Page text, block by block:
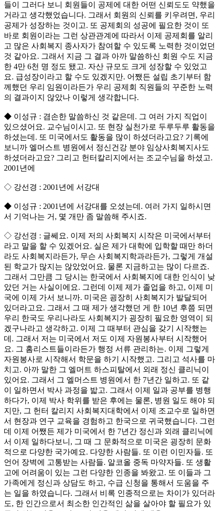
들이 그러다 보니 회원들이 공제에 대한 어떤 신뢰도도 약했을
거라고 생각했었습니다. 그래서 회원의 신뢰를 키우려면, 우리
공제가 성장하는 것이고. 또 공제회의 성공에 필요한 것이 또
바로 회원이라는 그런 상관관계에 따라서 이제 공제회를 알리
고 많은 사회복지 종사자가 참여할 수 있도록 노력한 것이었던
것 같아요. 그래서 지금 그 결과 아까 말씀하신 회원 수도 지금
한 4만 6천 명 정도 됐고. 자산 규모도 크게 성장할 수 있었고
요. 급성장이라고 할 수도 있겠지만. 어쨌든 설립 초기부터 함
께했던 우리 임원이라든가 우리 공제회 직원들의 꾸준한 노력
의 결과이지 않았나 이렇게 생각합니다.
◆ 이성규 : 겸손한 말씀하신 것 같은데. 그 여러 가지 직업이
있으셨어요. 교수님이시고. 또 현장 실천가로 두루두루 활동을
하셨는데. 또 미국에서도 활동을 많이 하셨더라고요? 기록에
보니까 엘머스트 병원에서 정신건강 분야 임상사회복지사도
하셨더라고요? 그리고 헌터칼리지에서는 조교수님을 하셨고.
2001년에
◇ 강선경 : 2001년에 서강대
◆ 이성규 : 2001년에 서강대를 오셨는데. 여러 가지 일하시면
서 기억나는 거, 몇 개만 좀 말씀해 주시죠.
◇ 강선경 : 글쎄요. 이제 저의 사회복지 시작은 미국에서부터
라고 말을 할 수 있겠어요. 실은 제가 대학에 입학할 때만 하더
라도 사회복지라든가, 무슨 사회복지학과라든가, 그렇게 개설
된 학교가 많지는 않았었어요. 물론 지금하고는 많이 다르죠.
그래서 그만큼 그 당시는 한국에서 사회복지에 대한 인식이 낮
았던 거는 사실이에요. 그런데 이제 제가 졸업을 하고, 이제 미
국에 이제 가서 보니까. 미국은 굉장히 사회복지가 발달되어
있더라고요. 그래서 그 때 제가 생각했던 게 한 10년 후쯤 되면
우리 한국도 우리나라도 사회복지가 굉장히 필요한 영역이 되
겠구나라고 생각하고. 이제 그 때부터 관심을 갖기 시작했는
데. 그래서 저는 미국에서 저도 이제 자원봉사부터 시작했어
요. 그 홈리스트들이라든가 행정 서류 관리하는. 이제 그렇게
자원봉사로 시작해서 학문을 하기 시작했고. 그리고 석사를 마
치고. 아까 말한 그 엘머트 하스피탈에서 외래 정신 클리닉이
있어요. 그래서 그 엘머스트 병원에서 한 7년간 일하고. 또 같
이 일하면서 박사 과정을 밟고. 그래서 이제 일과 공부를 병행
하다가, 이제 박사 학위를 받은 후에는 물론, 병원 일도 해야 되
지만, 그 헌터 칼리지 사회복지대학에서 이제 조교수로 일하면
서 현장과 연구 교육을 경험하고 한국으로 귀국했습니다. 그런
데 이제 어쨌든 제가 미국에서 한 7년간 정신과 외래 클리닉에
서 이제 일하다보니, 그 때 그 문화적으로 미국은 굉장히 문화
적으로 다양한 국가예요. 다양한 사람들. 또 이런 이민자들. 또
언어 장벽에 고통받는 사람들. 알코올 중독 마약자들. 또 생활
고에 어려움이 있는 그런 다양한 인종을 봐왔고. 또 이들과 그
가족에게 정신과 상담도 하고, 수급 신청을 통해서 도움을 주
는 일을 하였습니다. 그래서 비록 인종적으로는 차이가 있더라
도, 한 인간으로서 최소한 인간적인 삶을 살아야 할 필요가 있